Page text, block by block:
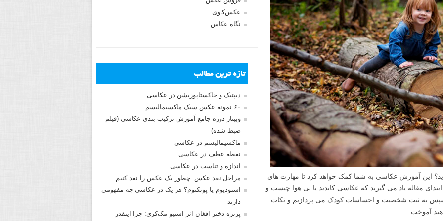
این آموزش عکاسی به شما کمک خواهد کرد تا مهارت های
مقاله یاد می گیرید که عکاسی کاندید یا بی هوا چیست و
سپس به ثبت شخصیت و احساسات کودک می پردازیم و نکات
آموخت.
عکس‌کاوی
نگاه عکاس
تازه ترین مطالب
دیپتیک و جاکستا‌پوزیشن در عکاسی
۶۰ نمونه عکس سبک ماکسیمالیسم
وبینار دوره جامع آموزش ترکیب بندی عکاسی (فیلم
ضبط شده)
ماکسیمالیسم در عکاسی
نقطه عطف در عکاسی
اندازه و تناسب در عکاسی
مراحل نقد عکس: چطور یک عکس را نقد کنیم
استودیوم یا پونکتوم؟ هر یک در عکاسی چه مفهومی
دارند
پرتره دختر افغان اثر استیو مک‌کری: چرا اینقدر